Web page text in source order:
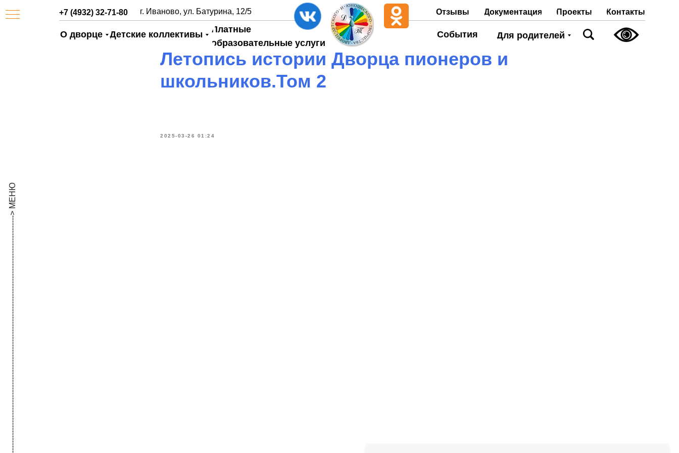
Контакты
Детские коллективы
Платные
образовательные услуги
+7 (4932) 32-71-80 Отзывы Документация
События
Проекты
г. Иваново, ул. Батурина, 12/5
О дворце Для родителей
------------------------------------------------------------------------------------------------------------------> МЕНЮ
Летопись истории Дворца пионеров и
школьников.Том 2
2025-03-26 01:24